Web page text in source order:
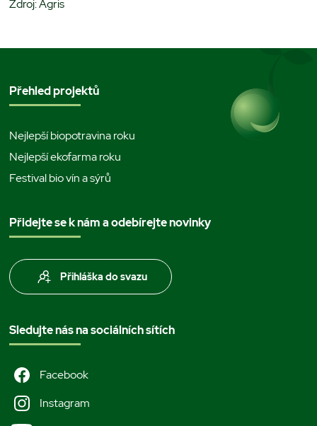
Zdroj: Agris
Přehled projektů
Nejlepší biopotravina roku
Nejlepší ekofarma roku
Festival bio vín a sýrů
Přidejte se k nám a odebírejte novinky
Přihláška do svazu
Sledujte nás na sociálních sítích
Facebook
Instagram